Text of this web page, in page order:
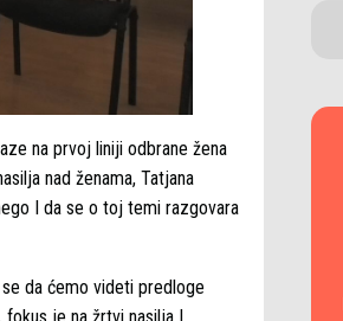
na prvoj liniji odbrane žena
nad ženama, Tatjana
I da se o toj temi razgovara
da ćemo videti predloge